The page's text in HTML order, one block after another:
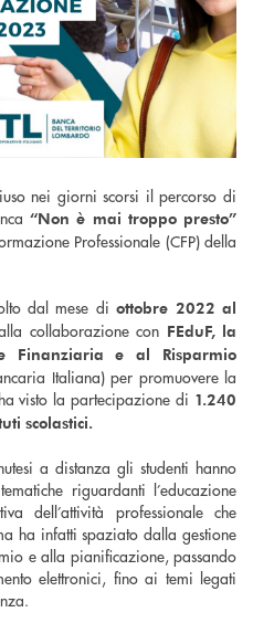
nei giorni scorsi il percorso di
“Non è mai troppo presto”
Professionale (CFP) della
dal mese diottobre 2022 al
collaborazione con FEduF, la
Finanziaria e al Risparmio
Italiana) per promuovere la
visto la partecipazione di 1.240
scolastici.
a distanza gli studenti hanno
riguardanti l’educazione
dell’attività professionale che
ha infatti spaziato dalla gestione
e alla pianificazione, passando
elettronici, fino ai temi legati